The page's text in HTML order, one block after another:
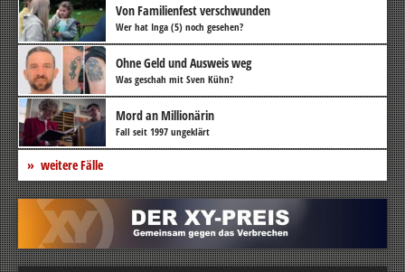
Von Familienfest verschwunden
Wer hat Inga (5) noch gesehen?
Ohne Geld und Ausweis weg
Was geschah mit Sven Kühn?
Mord an Millionärin
Fall seit 1997 ungeklärt
weitere Fälle